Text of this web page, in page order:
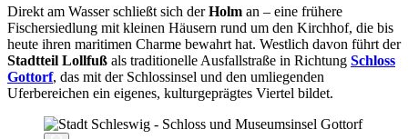
Direkt am Wasser schließt sich derHolm an – eine frühere
Fischersiedlung mit kleinen Häusern rund um den Kirchhof, die bis
heute ihren maritimen Charme bewahrt hat. Westlich davon führt der
Stadtteil Lollfuß als traditionelle Ausfallstraße in Richtung Schloss
Gottorf, das mit der Schlossinsel und den umliegenden
Uferbereichen ein eigenes, kulturgeprägtes Viertel bildet.